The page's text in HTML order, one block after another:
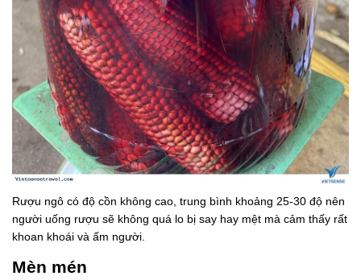
Rượu ngô có độ cồn không cao, trung bình khoảng 25-30 độ nên
người uống rượu sẽ không quá lo bị say hay mệt mà cảm thấy rất
khoan khoái và ấm người.
Mèn mén